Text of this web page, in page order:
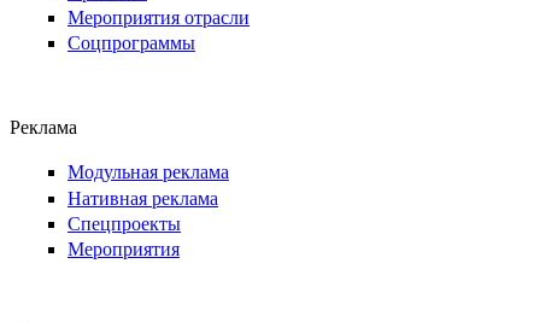
Мероприятия отрасли
Соцпрограммы
Реклама
Модульная реклама
Нативная реклама
Спецпроекты
Мероприятия